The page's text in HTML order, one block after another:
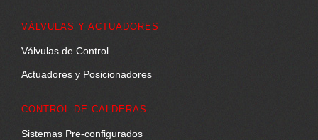
VÁLVULAS Y ACTUADORES
Válvulas de Control
Actuadores y Posicionadores
CONTROL DE CALDERAS
Sistemas Pre-configurados